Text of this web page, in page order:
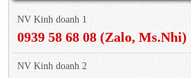
NV Kinh doanh 1
0939 58 68 08 (Zalo, Ms.Nhi)
NV Kinh doanh 2